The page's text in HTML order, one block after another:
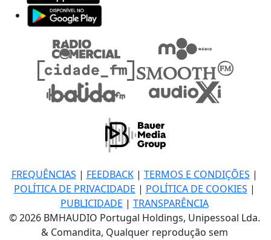
FREQUÊNCIAS | FEEDBACK| TERMOS E CONDIÇÕES |
POLÍTICA DE PRIVACIDADE | POLÍTICA DE COOKIES |
PUBLICIDADE | TRANSPARÊNCIA
© 2026 BMHAUDIO Portugal Holdings, Unipessoal Lda.
& Comandita, Qualquer reprodução sem